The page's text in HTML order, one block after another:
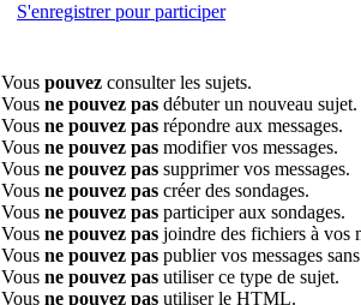
S'enregistrer pour participer
Vous pouvez consulter les sujets.
Vous ne pouvez pas débuter un nouveau sujet.
Vous ne pouvez pas répondre aux messages.
Vous ne pouvez pas modifier vos messages.
Vous ne pouvez pas supprimer vos messages.
Vous ne pouvez pas créer des sondages.
Vous ne pouvez pas participer aux sondages.
Vous ne pouvez pas joindre des fichiers à vos
Vous ne pouvez pas publier vos messages
Vous ne pouvez pas utiliser ce type de sujet.
Vous ne pouvez pas utiliser le HTML.